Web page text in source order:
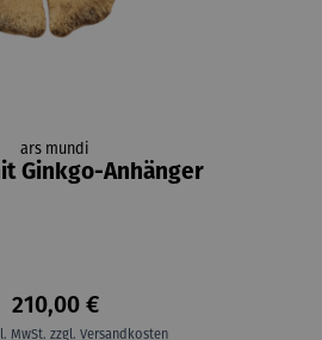
ars mundi
Ginkgo-Anhänger
210,00 €
MwSt. zzgl. Versandkosten